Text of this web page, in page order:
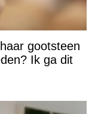
gootsteen
Ik ga dit